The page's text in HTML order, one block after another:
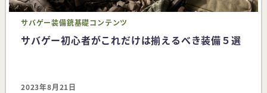
サバゲー装備銃基礎コンテンツ
サバゲー初心者がこれだけは揃えるべき装備５選
2023年8月21日